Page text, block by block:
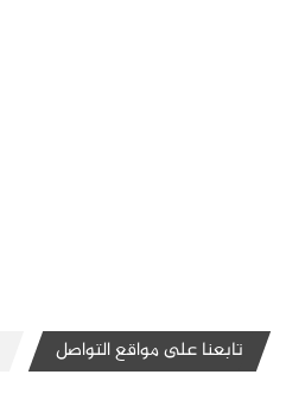
تابعنا على مواقع التواصل